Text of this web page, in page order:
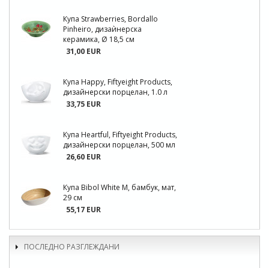
Купа Strawberries, Bordallo
Pinheiro, дизаѝнерска
керамика, Ø 18,5 см
31,00 EUR
Купа Happy, Fiftyeight Products,
дизайнерски порцелан, 1.0 л
33,75 EUR
Купа Heartful, Fiftyeight Products,
дизайнерски порцелан, 500 мл
26,60 EUR
Купа Bibol White M, бамбук, мат,
29 см
55,17 EUR
ПОСЛЕДНО РАЗГЛЕЖДАНИ